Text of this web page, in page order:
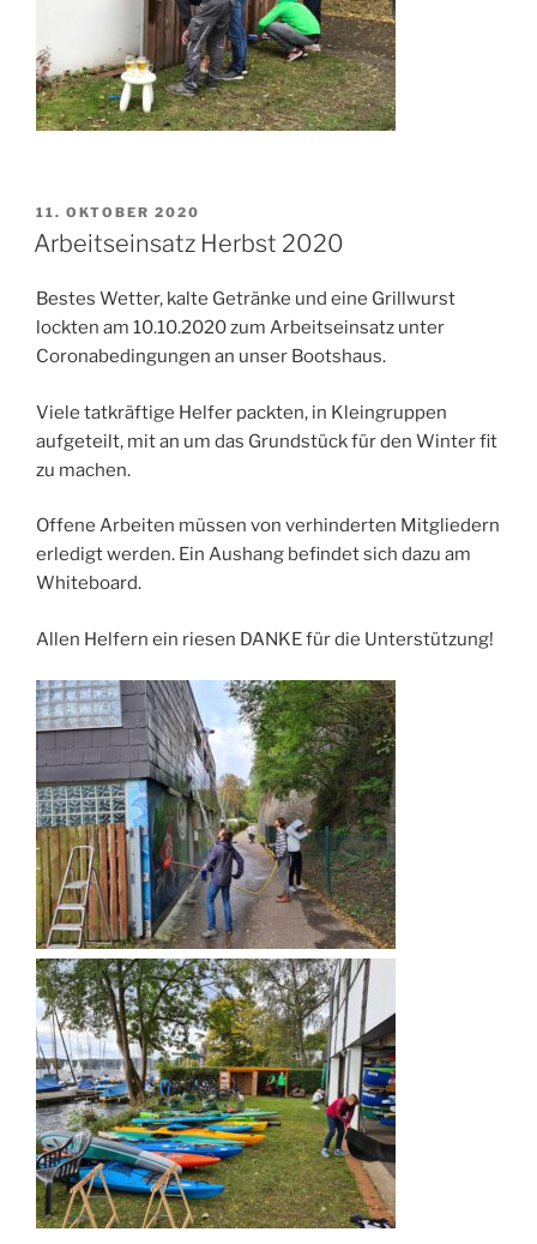
VERÖFFENTLICHT
AM
11. OKTOBER 2020
Arbeitseinsatz Herbst 2020
Bestes Wetter, kalte Getränke und eine Grillwurst
lockten am 10.10.2020 zum Arbeitseinsatz unter
Coronabedingungen an unser Bootshaus.
Viele tatkräftige Helfer packten, in Kleingruppen
aufgeteilt, mit an um das Grundstück für den Winter fit
zu machen.
Offene Arbeiten müssen von verhinderten Mitgliedern
erledigt werden. Ein Aushang befindet sich dazu am
Whiteboard.
Allen Helfern ein riesen DANKE für die Unterstützung!